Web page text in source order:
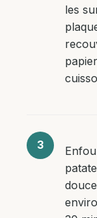
les
papier